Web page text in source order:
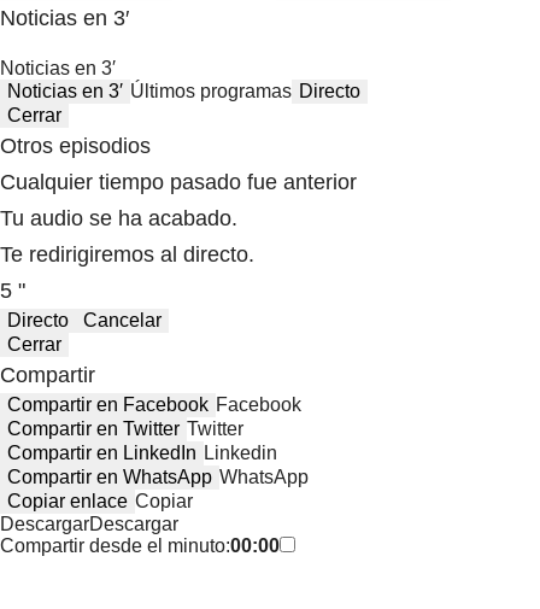
Noticias en 3′
Noticias en 3′
Noticias en 3′ Últimos programas Directo
Cerrar
Otros episodios
Cualquier tiempo pasado fue anterior
Tu audio se ha acabado.
Te redirigiremos al directo.
5 "
Directo
Cancelar
Cerrar
Compartir
Compartir en Facebook Facebook
Compartir en Twitter Twitter
Compartir en LinkedIn Linkedin
Compartir en WhatsApp WhatsApp
Copiar enlace Copiar
DescargarDescargar
Compartir desde el minuto:00:00